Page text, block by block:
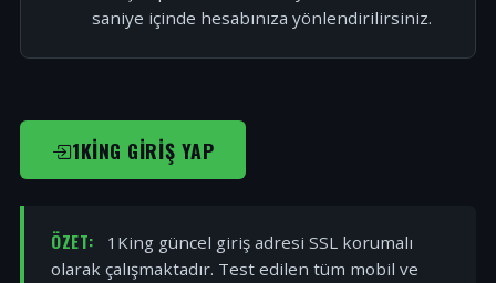
saniye içinde hesabınıza yönlendirilirsiniz.
1KING GIRIŞ YAP
ÖZET:
1King güncel giriş adresi SSL korumalı
olarak çalışmaktadır. Test edilen tüm mobil ve